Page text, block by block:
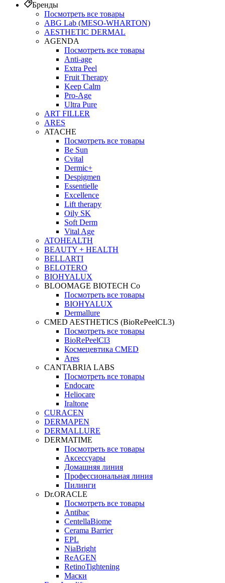
Бренды
Посмотреть все товары
ABG Lab (MESO-WHARTON)
AESTHETIC DERMAL
AGENDA
Посмотреть все товары
Anti-age
Extra Peel
Fruit Therapy
Keep Calm
Pro‑Age
Ultra Pure
ART FILLER
ARES
ATACHE
Посмотреть все товары
Be Sun
Cvital
Dermic+
Despigmen
Essentielle
Excellence
Lift therapy
Oily SK
Soft Derm
Vital Age
ATOHEALTH
BEAUTY + HEALTH
BELLARTI
BELOTERO
BIOHYALUX
BLOOMAGE BIOTECH Co
Посмотреть все товары
BIOHYALUX
Dermallure
CMED AESTHETICS (BioRePeelCL3)
Посмотреть все товары
BioRePeelCl3
Космецевтика CMED
Ares
CANTABRIA LABS
Посмотреть все товары
Endocare
Heliocare
Iraltone
CURACEN
DERMAPEN
DERMALLURE
DERMATIME
Посмотреть все товары
Аксессуары
Домашняя линия
Профессиональная линия
Пилинги
Dr.ORACLE
Посмотреть все товары
Antibac
CentellaBiome
Cerama Barrier
EPL
NiaBright
ReAGEN
RetinoTightening
Маски